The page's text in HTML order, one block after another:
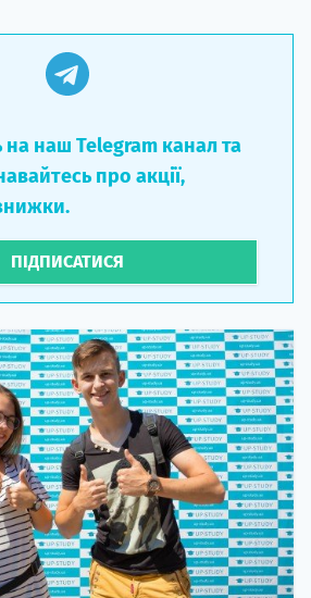
на наш Telegram канал та
про акції,
ПІДПИСАТИСЯ